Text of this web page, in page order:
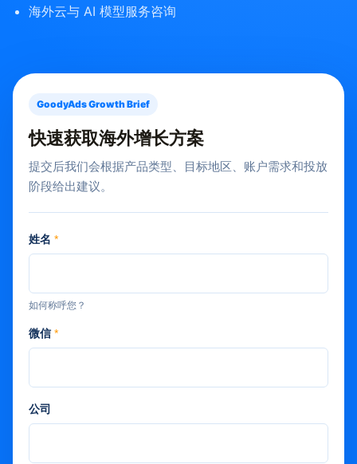
海外云与 AI 模型服务咨询
GoodyAds Growth Brief
快速获取海外增长方案
提交后我们会根据产品类型、目标地区、账户需求和投放
阶段给出建议。
姓名 *
如何称呼您？
微信*
公司